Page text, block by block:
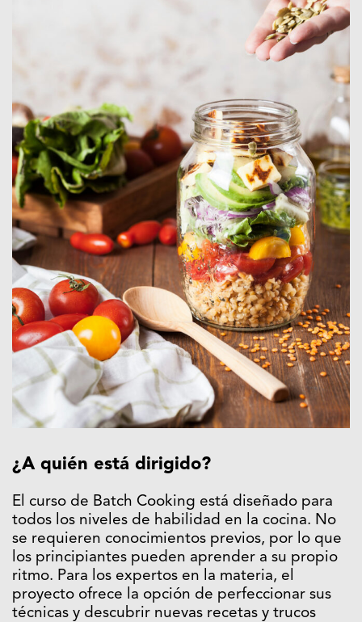
¿A quién está dirigido?
El curso de Batch Cooking está diseñado para
todos los niveles de habilidad en la cocina. No
se requieren conocimientos previos, por lo que
los principiantes pueden aprender a su propio
ritmo. Para los expertos en la materia, el
proyecto ofrece la opción de perfeccionar sus
técnicas y descubrir nuevas recetas y trucos